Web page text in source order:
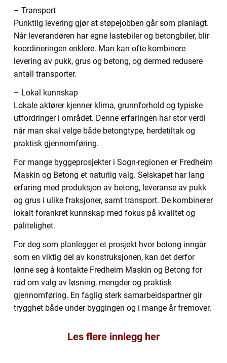
– Transport
Punktlig levering gjør at støpejobben går som planlagt.
Når leverandøren har egne lastebiler og betongbiler, blir
koordineringen enklere. Man kan ofte kombinere
levering av pukk, grus og betong, og dermed redusere
antall transporter.
– Lokal kunnskap
Lokale aktører kjenner klima, grunnforhold og typiske
utfordringer i området. Denne erfaringen har stor verdi
når man skal velge både betongtype, herdetiltak og
praktisk gjennomføring.
For mange byggeprosjekter i Sogn-regionen er Fredheim
Maskin og Betong et naturlig valg. Selskapet har lang
erfaring med produksjon av betong, leveranse av pukk
og grus i ulike fraksjoner, samt transport. De kombinerer
lokalt forankret kunnskap med fokus på kvalitet og
pålitelighet.
For deg som planlegger et prosjekt hvor betong inngår
som en viktig del av konstruksjonen, kan det derfor
lønne seg å kontakte Fredheim Maskin og Betong for
råd om valg av løsning, mengder og praktisk
gjennomføring. En faglig sterk samarbeidspartner gir
trygghet både under byggingen og i mange år fremover.
Les flere innlegg her